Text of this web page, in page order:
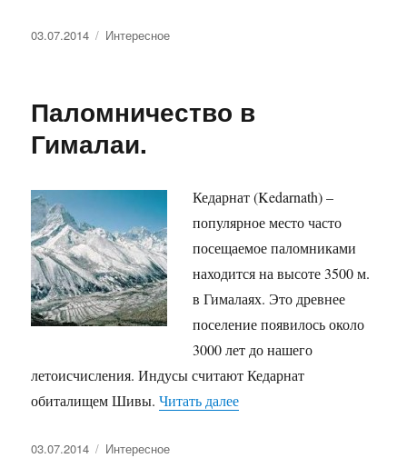
Опубликовано
03.07.2014 Рубрики
Интересное
Паломничество в
Гималаи.
Кедарнат (Kedarnath) –
популярное место часто
посещаемое паломниками
находится на высоте 3500 м.
в Гималаях. Это древнее
поселение появилось около
3000 лет до нашего
летоисчисления. Индусы считают Кедарнат
обиталищем Шивы.Читать далее«Паломничество в
Опубликовано
03.07.2014 Рубрики
Интересное